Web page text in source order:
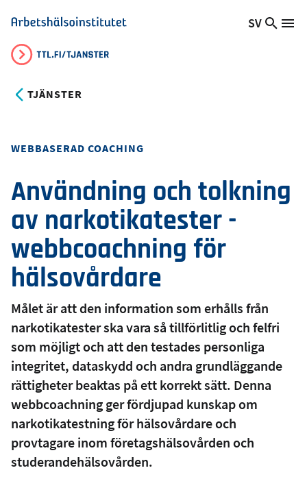
Hoppa
till
huvudinnehåll
Arbetshälsoinstitutet
Växla
SV
Sök
TJÄNSTER
Utbildningsmetod
WEBBASERAD COACHING
Användning och tolkning
av narkotikatester -
webbcoachning för
hälsovårdare
Målet är att den information som erhålls från
narkotikatester ska vara så tillförlitlig och felfri
som möjligt och att den testades personliga
integritet, dataskydd och andra grundläggande
rättigheter beaktas på ett korrekt sätt. Denna
webbcoachning ger fördjupad kunskap om
narkotikatestning för hälsovårdare och
provtagare inom företagshälsovården och
studerandehälsovården.